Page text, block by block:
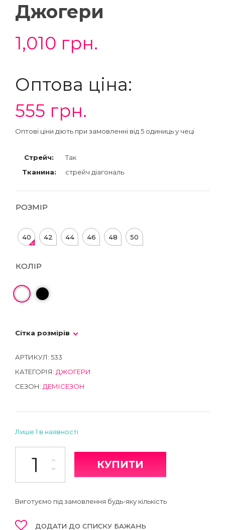
Джогери
1,010 грн.
Оптова ціна:
555 грн.
Оптові ціни діють при замовленні від 5 одиниць у чеці
Стрейч:
Так
Тканина:
стрейч діагональ
РОЗМІР
40 42 44 46 48 50
КОЛІР
Сітка розмірів
АРТИКУЛ: 533
КАТЕГОРІЯ: ДЖОГЕРИ
СЕЗОН: ДЕМІСЕЗОН
Лише 1 в наявності
Джогери кількість
КУПИТИ
Виготуємо під замовлення будь-яку кількість
ДОДАТИ ДО СПИСКУ БАЖАНЬ